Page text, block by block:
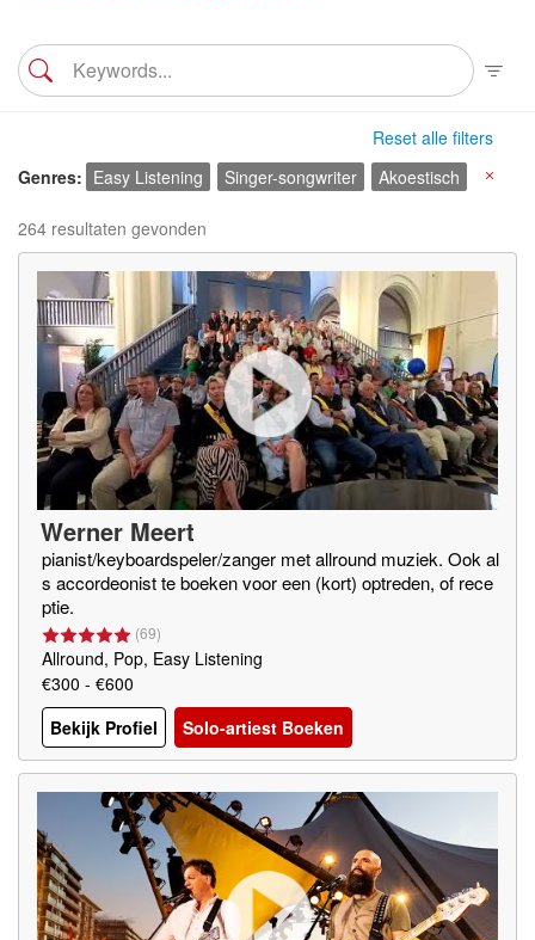
Reset alle filters
Genres
Easy Listening Singer-songwriter Akoestisch
264 resultaten gevonden
Werner Meert
pianist/keyboardspeler/zanger met allround muziek. Ook al
s accordeonist te boeken voor een (kort) optreden, of rece
ptie.
(69)
Allround, Pop, Easy Listening
€300 - €600
Bekijk Profiel
Solo-artiest Boeken